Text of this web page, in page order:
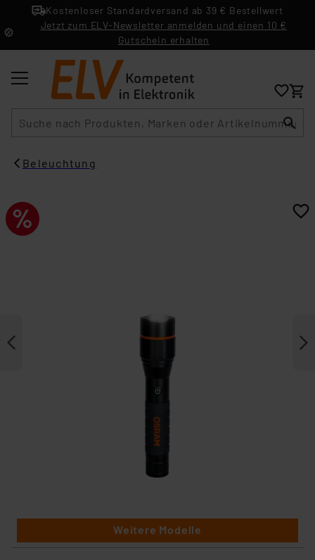
Kostenloser Standardversand ab 39 € Bestellwert
Jetzt zum ELV-Newsletter anmelden und einen 10 €
Gutschein erhalten
Beleuchtung​
Weitere Modelle